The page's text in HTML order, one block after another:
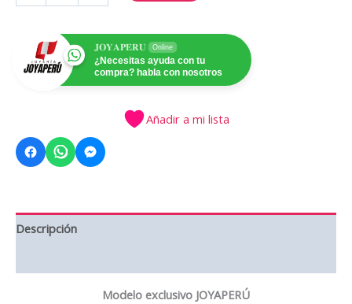
cinta
cantidad
𝐉𝐎𝐘𝐀𝐏𝐄𝐑𝐔 Online
¿Necesitas ayuda con tu
compra? habla con nosotros
Añadir a mi lista
Descripción
Modelo exclusivo JOYAPERÚ